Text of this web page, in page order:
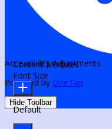
Accessibility Adjustments
Powered by OneTap
Hide Toolbar
Content Modules
Font Size
Default